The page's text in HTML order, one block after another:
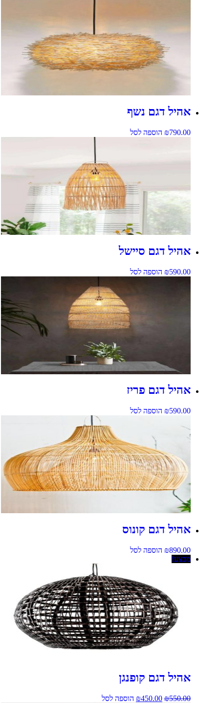
אהיל דגם נשף
₪790.00 הוספה לסל
אהיל דגם סיישל
₪590.00 הוספה לסל
אהיל דגם פריז
₪590.00 הוספה לסל
אהיל דגם קונוס
₪890.00
הוספה לסל
מבצע!
אהיל דגם קופנגן
₪550.00
₪450.00 הוספה לסל